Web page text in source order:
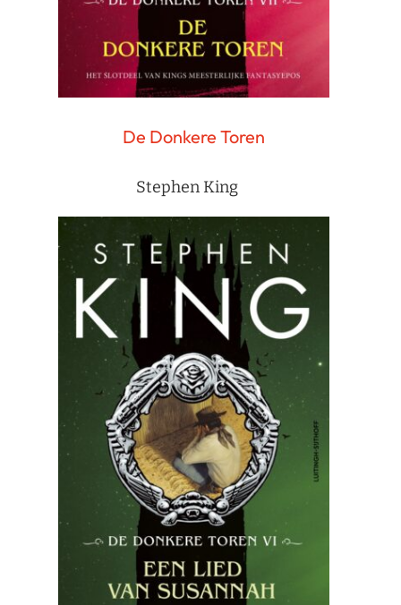
De Donkere Toren
Stephen King